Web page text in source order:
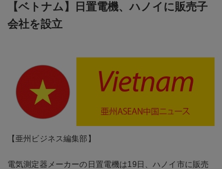
【ベトナム】日置電機、ハノイに販売子
会社を設立
【亜州ビジネス編集部】
電気測定器メーカーの日置電機は19日、ハノイ市に販売